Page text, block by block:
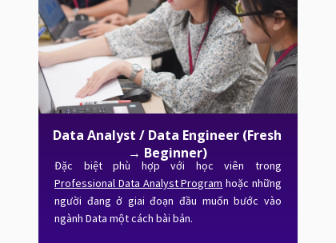
Data Analyst / Data Engineer (Fresh
→ Beginner)
Đặc biệt phù hợp với học viên trong
Professional Data Analyst Program hoặc những
người đang ở giai đoạn đầu muốn bước vào
ngành Data một cách bài bản.